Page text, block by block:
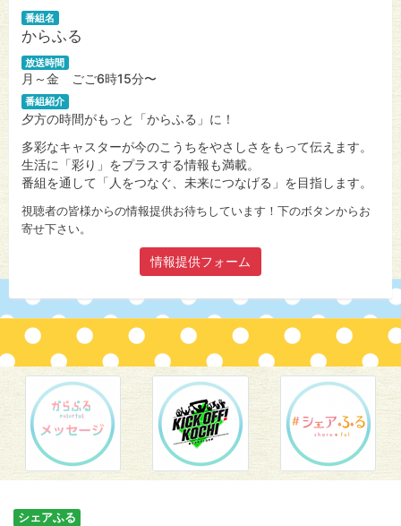
番組名
からふる
放送時間
月～金 ごご6時15分〜
番組紹介
夕方の時間がもっと「からふる」に！
多彩なキャスターが今のこうちをやさしさをもって伝えます。
生活に「彩り」をプラスする情報も満載。
番組を通して「人をつなぐ、未来につなげる」を目指します。
視聴者の皆様からの情報提供お待ちしています！下のボタンからお
寄せ下さい。
情報提供フォーム
シェアふる